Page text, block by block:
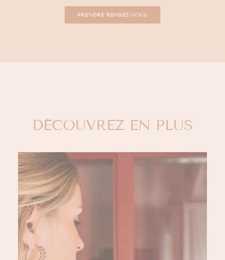
PRENDRE RENDEZ-VOUS
DÉCOUVREZ EN PLUS